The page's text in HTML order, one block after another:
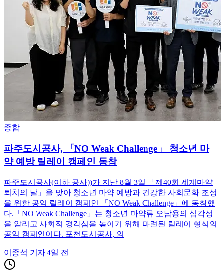
종합
파주도시공사, 「NO Weak Challenge」 청소년 마
약 예방 릴레이 캠페인 동참
파주도시공사(이하 공사))가 지난 8월 3일 「제40회 세계마약
퇴치의 날」을 맞아 청소년 마약 예방과 건강한 사회문화 조성
을 위한 공익 릴레이 캠페인 「NO Weak Challenge」에 동참했
다.「NO Weak Challenge」는 청소년 마약류 오남용의 심각성
을 알리고 사회적 경각심을 높이기 위해 마련된 릴레이 형식의
공익 캠페인이다. 포천도시공사, 의
이종석 기자|4일 전